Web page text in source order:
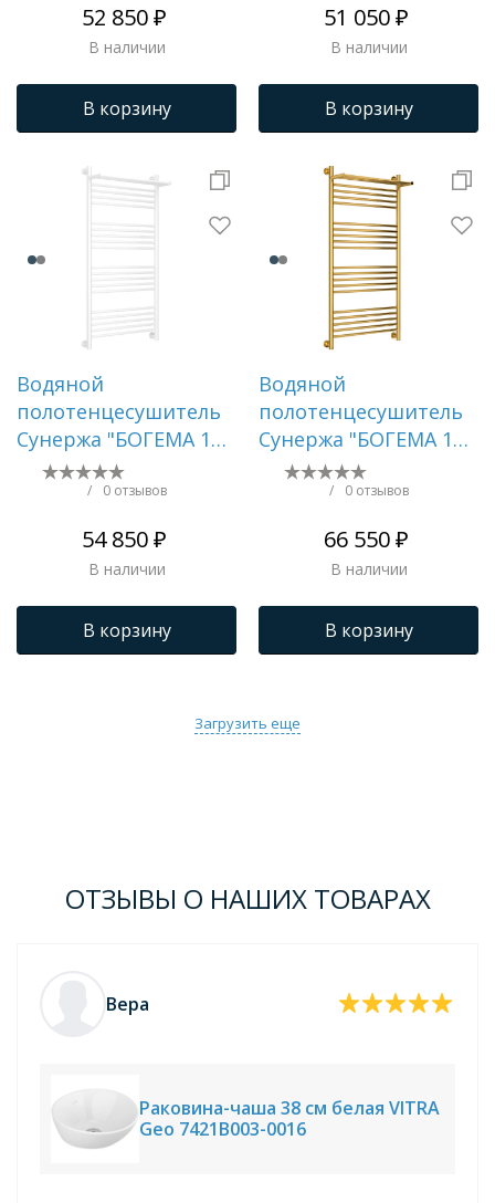
52 850 ₽
В наличии
В корзину
51 050 ₽
В наличии
В корзину
Водяной
полотенцесушитель
Сунержа "БОГЕМА 1П
+" 1200х600 (Белый)
/ 0 отзывов
54 850 ₽
В наличии
В корзину
Водяной
полотенцесушитель
Сунержа "БОГЕМА 1П
+" 1200х600 (Золото)
/ 0 отзывов
66 550 ₽
В наличии
В корзину
Загрузить еще
ОТЗЫВЫ О НАШИХ ТОВАРАХ
Вера
Раковина-чаша 38 см белая VITRA
Geo 7421B003-0016